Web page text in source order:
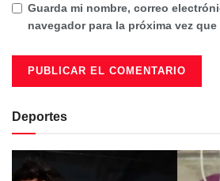
Guarda mi nombre, correo
navegador para la próxima vez que
Deportes